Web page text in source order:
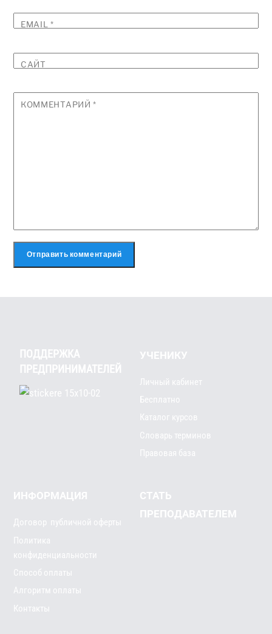
EMAIL *
САЙТ
КОММЕНТАРИЙ *
ПОДДЕРЖКА
ПРЕДПРИНИМАТЕЛЕЙ
УЧЕНИКУ
Личный кабинет
Бесплатно
Каталог курсов
Словарь терминов
Правовая база
ИНФОРМАЦИЯ
Договор публичной оферты
Политика
конфиденциальности
Способ оплаты
Алгоритм оплаты
Контакты
СТАТЬ
ПРЕПОДАВАТЕЛЕМ